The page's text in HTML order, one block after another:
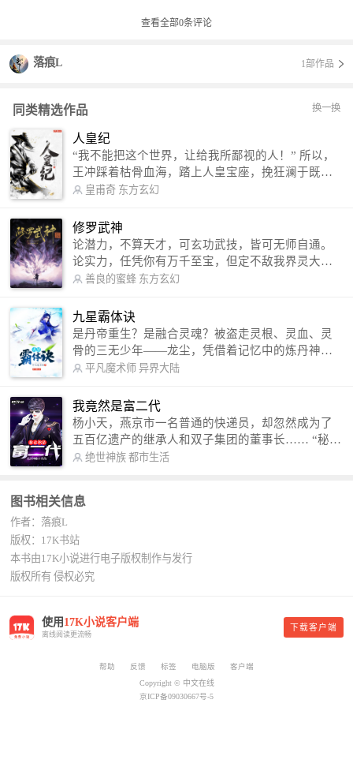
查看全部0条评论
落痕L 1部作品
同类精选作品 换一换
人皇纪
“我不能把这个世界，让给我所鄙视的人！” 所以，
王冲踩着枯骨血海，踏上人皇宝座，挽狂澜于既
倒，扶大厦之将倾，成就了一段无上的传说！ 微信
微博：皇甫奇（地址：http://weibo.com/u/25284575
87） QQ交流群：320238210【普通群】 574501330
【VIP订阅群】 欢迎大家关注。
皇甫奇 东方玄幻
修罗武神
论潜力，不算天才，可玄功武技，皆可无师自通。
论实力，任凭你有万千至宝，但定不敌我界灵大
军。 我是谁？天下众生视我为修罗，却不知，我以
信公众号：善良的蜜蜂后援会）
善良的蜜蜂 东方玄幻
九星霸体诀
是丹帝重生？是融合灵魂？被盗走灵根、灵血、灵
骨的三无少年——龙尘，凭借着记忆中的炼丹神
术，修行神秘功法九星霸体诀，拨开重重迷雾，解
勾搭各色美女，镇压恶鬼邪神。 江湖传闻：龙
尘一到，地吼天啸。龙尘一出，鬼泣神哭。 本
故事纯属虚构，如有雷同，那就是真事儿，想要对
号入座，抓紧时间进群：487963015 微信公众号：
平凡魔术师,或者搜索：pingfanmoshushi1982,公众
平凡魔术师 异界大陆
我竟然是富二代
杨小天，燕京市一名普通的快递员，却忽然成为了
五百亿遗产的继承人和双子集团的董事长…… “秘
书，给我定制一套百亿富翁的吃喝住行标准！” “好
呢？” “回杨总，开车太堵，已经给你安排了直升
敢想的，没有秘书办不到的。
绝世神族 都市生活
图书相关信息
作者：落痕L
版权：17K书站
本书由17K小说进行电子版权制作与发行
版权所有 侵权必究
使用 17K小说客户端
离线阅读更流畅
下载客户端
帮助 反馈 标签 电脑版
客户端
Copyright © 中文在线
京ICP备09030667号-5